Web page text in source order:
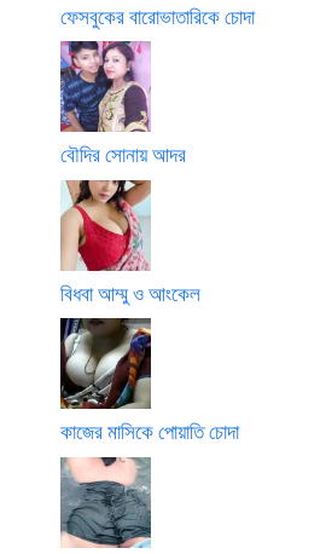
ফেসবুকের বারোভাতারিকে চোদা
বৌদির সোনায় আদর
বিধবা আম্মু ও আংকেল
কাজের মাসিকে পোয়াতি চোদা